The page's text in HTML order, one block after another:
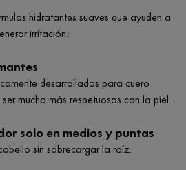
hidratantes suaves que ayuden a
irritación.
desarrolladas para cuero
mucho más respetuosas con la piel.
solo en medios y puntas
sin sobrecargar la raíz.